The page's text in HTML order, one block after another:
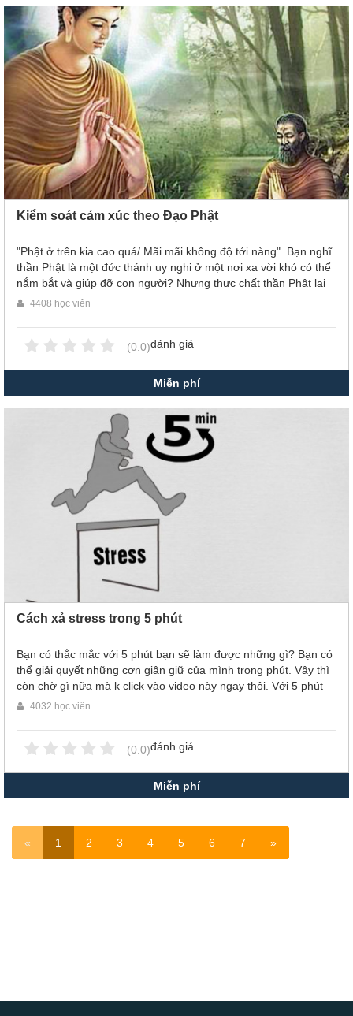
là một video ý nghĩa và bổ ích khi ta tìm ra được nguồn cội của
sự giận giữ và làm cho bản thân tốt hơn.
Kiểm soát cảm xúc theo Đạo Phật
"Phật ở trên kia cao quá/ Mãi mãi không độ tới nàng". Bạn nghĩ
thần Phật là một đức thánh uy nghi ở một nơi xa vời khó có thể
nắm bắt và giúp đỡ con người? Nhưng thực chất thần Phật lại
không ở đâu xa mà tồn tại trong tâm niệm mỗi con người chúng
phép biên hóa ban ơn mà chỉ đơn giản là những bài học về
cuộc sống, cách kiềm chế cơn giận, tận hưởng những hỉ, nộ, ái
chính tâm hôn và bản ngã của mỗi cá nhân. Hãy cũng xem
video và xác định hướng đi cho con đường của bạn để Phật có
thể "độ" bạn ở cảnh giới cao nhất nhé!
4408 học viên
(0.0)đánh giá
Miễn phí
Cách xả stress trong 5 phút
Bạ̣n có thắc mắc với 5 phút bạn sẽ làm được những gì? Bạn có
thể giải quyết những cơn giận giữ của mình trong phút. Vậy thì
còn chờ gì nữa mà k click vào video này ngay thôi. Với 5 phút
để học cách bình tĩnh và làm con giận của mình biến mất.
4032 học viên
(0.0)đánh giá
Miễn phí
« 1 2 3 4 5 6 7 »